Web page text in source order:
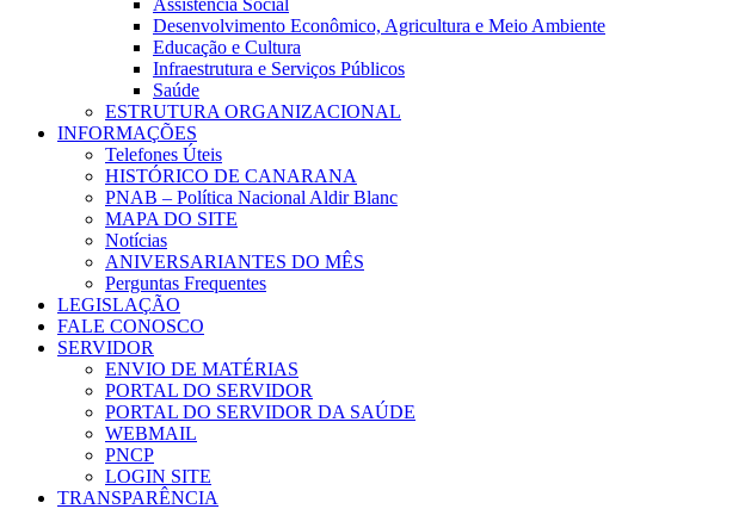
Assistência Social
Desenvolvimento Econômico, Agricultura e Meio Ambiente
Educação e Cultura
Infraestrutura e Serviços Públicos
Saúde
ESTRUTURA ORGANIZACIONAL
INFORMAÇÕES
Telefones Úteis
HISTÓRICO DE CANARANA
PNAB – Política Nacional Aldir Blanc
MAPA DO SITE
Notícias
ANIVERSARIANTES DO MÊS
Perguntas Frequentes
LEGISLAÇÃO
FALE CONOSCO
SERVIDOR
ENVIO DE MATÉRIAS
PORTAL DO SERVIDOR
PORTAL DO SERVIDOR DA SAÚDE
WEBMAIL
PNCP
LOGIN SITE
TRANSPARÊNCIA